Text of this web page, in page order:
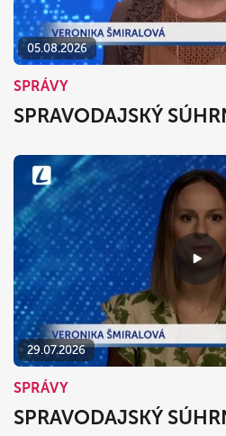
05.08.2026
SPRÁVY
SPRAVODAJSKÝ
29.07.2026
SPRÁVY
SPRAVODAJSKÝ